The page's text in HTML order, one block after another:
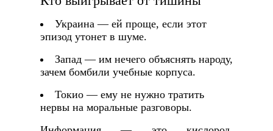
Украина — ей проще, если этот
эпизод утонет в шуме.
Запад — им нечего объяснять народу,
зачем бомбили учебные корпуса.
Токио — ему не нужно тратить
нервы на моральные разговоры.